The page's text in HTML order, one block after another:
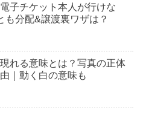
子チケット本人が行けな
も分配&譲渡裏ワザは？
れる意味とは？写真の正体
｜動く白の意味も